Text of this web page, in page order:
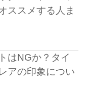
ススメする人ま
はNGか？タイ
アの印象につい